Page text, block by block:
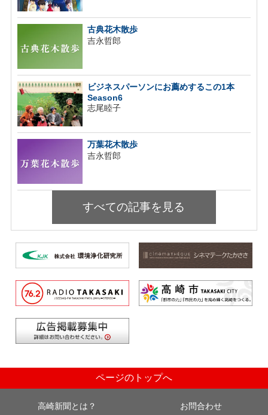
古典花木散歩
吉永哲郎
ビジネスパーソンにお薦めするこの1本
Season6
志尾睦子
万葉花木散歩
吉永哲郎
すべての記事を見る
ページのトップへ
高崎新聞とは？ お問合わせ